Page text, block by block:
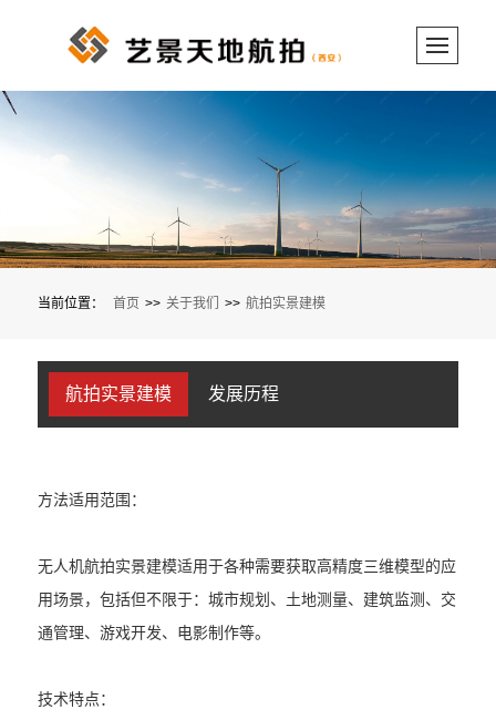
当前位置： 首页 >> 关于我们 >> 航拍实景建模
航拍实景建模 发展历程
方法适用范围：
无人机航拍实景建模适用于各种需要获取高精度三维模型的应
用场景，包括但不限于：城市规划、土地测量、建筑监测、交
通管理、游戏开发、电影制作等。
技术特点：